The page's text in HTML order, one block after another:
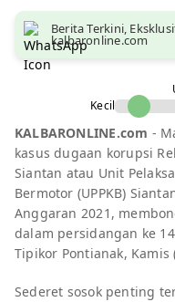
Berita Terkini,
kalbaronline.com
Kecil
KALBARONLINE.com -
kasus dugaan korupsi
Siantan atau Unit
Bermotor (UPPKB)
Anggaran 2021,
dalam persidangan ke
Tipikor Pontianak, Kamis
Sederet sosok penting